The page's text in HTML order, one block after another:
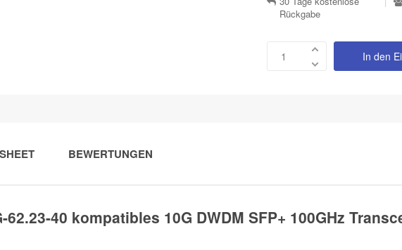
Rückgabe
In den
BEWERTUNGEN
62.23-40 kompatibles 10G DWDM SFP+ 100GHz